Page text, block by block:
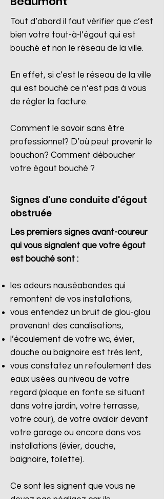
Tout d’abord il faut vérifier que c’est
bien votre tout-à-l’égout qui est
bouché et non le réseau de la ville.
En effet, si c’est le réseau de la ville
qui est bouché ce n’est pas à vous
de régler la facture.
Comment le savoir sans être
professionnel? D’où peut provenir le
bouchon? Comment déboucher
votre égout bouché ?
Signes d'une conduite d'égout
obstruée
Les premiers signes avant-coureur
qui vous signalent que votre égout
est bouché sont :
les odeurs nauséabondes qui
remontent de vos installations,
vous entendez un bruit de glou-glou
provenant des canalisations,
l’écoulement de votre wc, évier,
douche ou baignoire est très lent,
vous constatez un refoulement des
eaux usées au niveau de votre
regard (plaque en fonte se situant
dans votre jardin, votre terrasse,
votre cour), de votre avaloir devant
votre garage ou encore dans vos
installations (évier, douche,
baignoire, toilette).
Ce sont les signent que vous ne